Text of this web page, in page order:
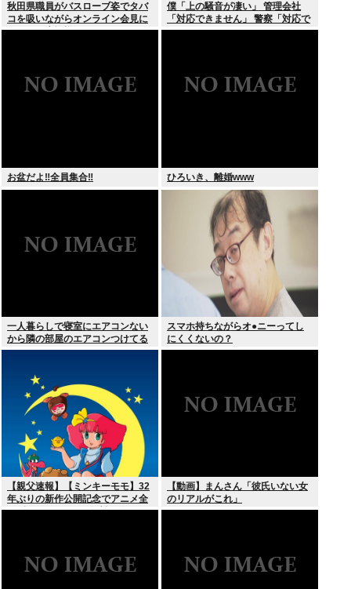
秋田県職員がバスローブ姿でタバ
コを吸いながらオンライン会見に
どこのお貴族様だよw
僕「上の騒音が凄い」 管理会社
「対応できません」 警察「対応で
きません」
お盆だよ‼全員集合‼ ひろいき、離婚www
一人暮らしで寝室にエアコンない
から隣の部屋のエアコンつけてる
スマホ持ちながらオ●ニーってし
にくくないの？
【親父速報】【ミンキーモモ】32
年ぶりの新作公開記念でアニメ全
128話をYouTubeで無料配信。8月
【動画】まんさん「彼氏いない女
のリアルがこれ」